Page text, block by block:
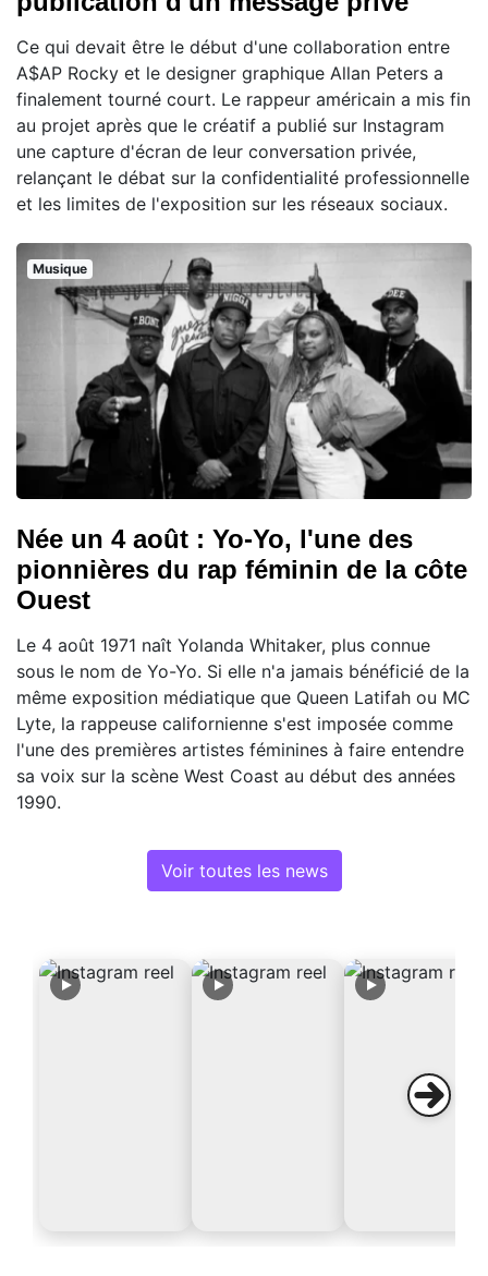
Ce qui devait être le début d'une collaboration entre
A$AP Rocky et le designer graphique Allan Peters a
finalement tourné court. Le rappeur américain a mis fin
au projet après que le créatif a publié sur Instagram
une capture d'écran de leur conversation privée,
relançant le débat sur la confidentialité professionnelle
et les limites de l'exposition sur les réseaux sociaux.
Musique
Née un 4 août : Yo-Yo, l'une des
pionnières du rap féminin de la côte
Ouest
Le 4 août 1971 naît Yolanda Whitaker, plus connue
sous le nom de Yo-Yo. Si elle n'a jamais bénéficié de la
même exposition médiatique que Queen Latifah ou MC
Lyte, la rappeuse californienne s'est imposée comme
l'une des premières artistes féminines à faire entendre
sa voix sur la scène West Coast au début des années
1990.
Voir toutes les news